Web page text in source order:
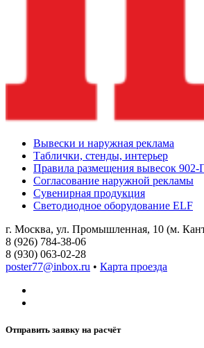
Вывески и наружная реклама
Таблички, стенды, интерьер
Правила размещения вывесок
Согласование наружной рекламы
Сувенирная продукция
Светодиодное оборудование ELF
г. Москва, ул. Промышленная, 10 (м.
8 (926) 784-38-06
8 (930) 063-02-28
poster77@inbox.ru • Карта проезда
Отправить заявку на расчёт